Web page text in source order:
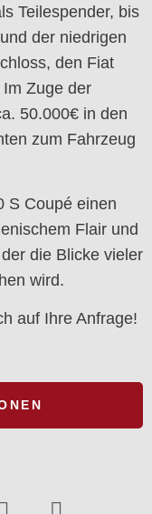
Teilespender, bis
der niedrigen
den Fiat
Zuge der
50.000€ in den
zum Fahrzeug
S Coupé einen
Flair und
die Blicke vieler
wird.
auf Ihre Anfrage!